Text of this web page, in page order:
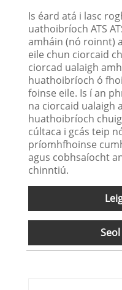
Is éard atá i lasc
uathoibríoch ATS
amháin (nó roinnt)
eile chun ciorcaid
ciorcad ualaigh
huathoibríoch ó
foinse eile. Is í an
na ciorcaid ualaigh
huathoibríoch
cúltaca i gcás teip
príomhfhoinse
agus cobhsaíocht
chinntiú.